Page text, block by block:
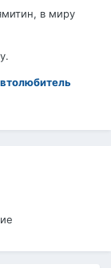
в миру